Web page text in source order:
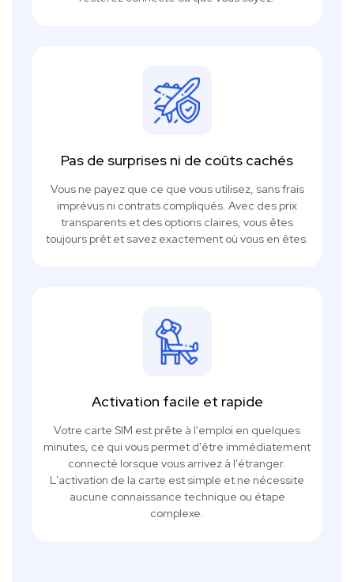
Pas de surprises ni de coûts cachés
Vous ne payez que ce que vous utilisez, sans frais
imprévus ni contrats compliqués. Avec des prix
transparents et des options claires, vous êtes
toujours prêt et savez exactement où vous en êtes.
Activation facile et rapide
Votre carte SIM est prête à l'emploi en quelques
minutes, ce qui vous permet d'être immédiatement
connecté lorsque vous arrivez à l'étranger.
L'activation de la carte est simple et ne nécessite
aucune connaissance technique ou étape
complexe.